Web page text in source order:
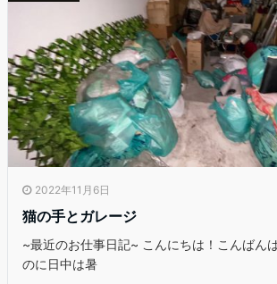
2022年11月6日
猫の手とガレージ
~最近のお仕事日記~ こんにちは！こんばん
のに日中は暑